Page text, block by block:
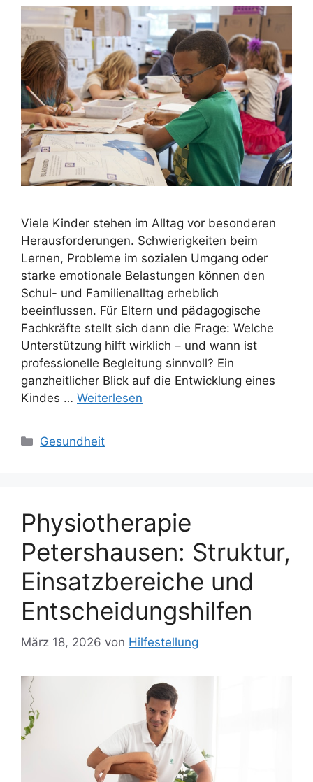
Viele Kinder stehen im Alltag vor besonderen
Herausforderungen. Schwierigkeiten beim
Lernen, Probleme im sozialen Umgang oder
starke emotionale Belastungen können den
Schul- und Familienalltag erheblich
beeinflussen. Für Eltern und pädagogische
Fachkräfte stellt sich dann die Frage: Welche
Unterstützung hilft wirklich – und wann ist
professionelle Begleitung sinnvoll? Ein
ganzheitlicher Blick auf die Entwicklung eines
Kindes … Weiterlesen
Kategorien
Gesundheit
Physiotherapie
Petershausen: Struktur,
Einsatzbereiche und
Entscheidungshilfen
März 18, 2026 von Hilfestellung